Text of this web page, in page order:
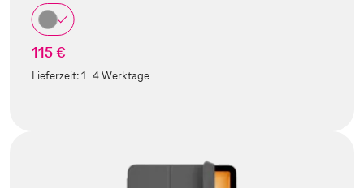
115 €
Lieferzeit:1-4 Werktage